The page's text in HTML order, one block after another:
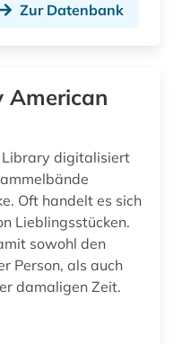
(1)
(1)
europäisches patentamt (1)
Zur Datenbank
American
Library digitalisiert
Oft handelt es sich
Lieblingsstücken.
sowohl den
Person, als auch
damaligen Zeit.